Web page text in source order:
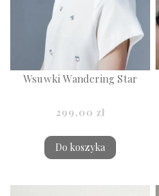
Wsuwki Wandering Star
299,00 zł
Do koszyka